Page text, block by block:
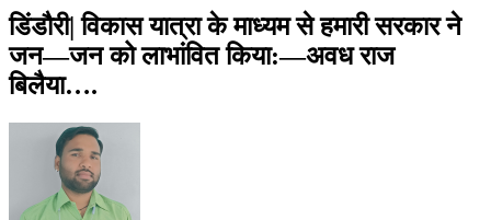
डिंडौरी| विकास यात्रा के माध्यम से हमारी सरकार ने
जन—जन को लाभांवित किया:—अवध राज
बिलैया….